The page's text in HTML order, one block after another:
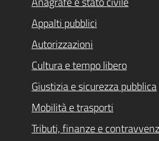
Appalti pubblici
Autorizzazioni
Cultura e tempo libero
Giustizia e sicurezza pubblica
Mobilità e trasporti
Tributi, finanze e